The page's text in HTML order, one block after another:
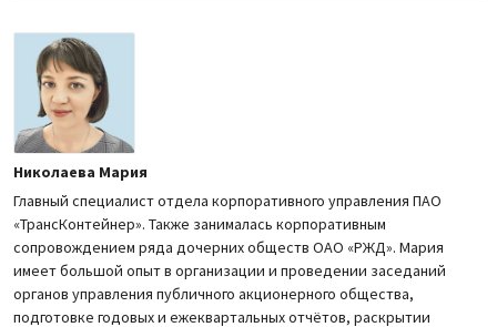
Николаева Мария
Главный специалист отдела корпоративного управления ПАО
«ТрансКонтейнер». Также занималась корпоративным
сопровождением ряда дочерних обществ ОАО «РЖД». Мария
имеет большой опыт в организации и проведении заседаний
органов управления публичного акционерного общества,
подготовке годовых и ежеквартальных отчётов, раскрытии